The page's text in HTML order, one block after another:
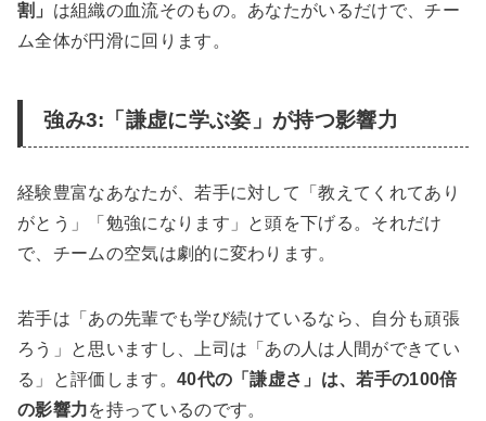
割」 は組織の血流そのもの。あなたがいるだけで、チー
ム全体が円滑に回ります。
強み3:「謙虚に学ぶ姿」が持つ影響力
経験豊富なあなたが、若手に対して「教えてくれてあり
がとう」「勉強になります」と頭を下げる。それだけ
で、チームの空気は劇的に変わります。
若手は「あの先輩でも学び続けているなら、自分も頑張
ろう」と思いますし、上司は「あの人は人間ができてい
る」と評価します。 40代の「謙虚さ」は、若手の100倍
の影響力を持っているのです。